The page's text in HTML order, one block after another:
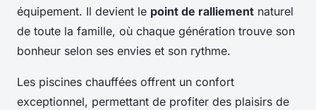
équipement. Il devient le point de ralliement naturel
de toute la famille, où chaque génération trouve son
bonheur selon ses envies et son rythme.
Les piscines chauffées offrent un confort
exceptionnel, permettant de profiter des plaisirs de